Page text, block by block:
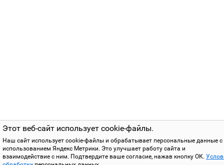
Этот веб-сайт использует cookie-файлы.
Наш сайт использует cookie-файлы и обрабатывает персональные данные с
использованием Яндекс Метрики. Это улучшает работу сайта и
взаимодействие с ним. Подтвердите ваше согласие, нажав кнопку ОК.